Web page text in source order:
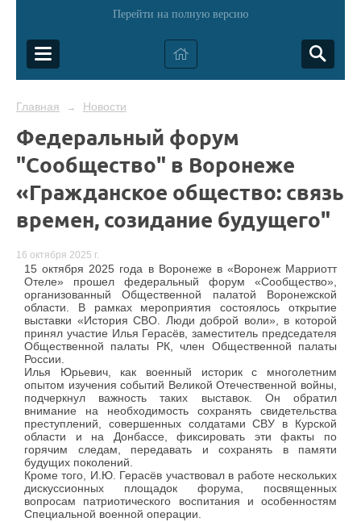
Перейти на полную версию
Главная → Новости
Федеральный форум
"Сообщество" в Воронеже
«Гражданское общество: связь
времен, созидание будущего"
16 октября 2025 г.
15 октября 2025 года в Воронеже в «Воронеж Марриотт
Отеле» прошел федеральный форум «Сообщество»,
организованный Общественной палатой Воронежской
области. В рамках мероприятия состоялось открытие
выставки «История СВО. Люди доброй воли», в которой
принял участие Илья Герасёв, заместитель председателя
Общественной палаты РК, член Общественной палаты
России.
Илья Юрьевич, как военный историк с многолетним
опытом изучения событий Великой Отечественной войны,
подчеркнул важность таких выставок. Он обратил
внимание на необходимость сохранять свидетельства
преступлений, совершенных солдатами СВУ в Курской
области и на Донбассе, фиксировать эти факты по
горячим следам, передавать и сохранять в памяти
будущих поколений.
Кроме того, И.Ю. Герасёв участвовал в работе нескольких
дискуссионных площадок форума, посвященных
вопросам патриотического воспитания и особенностям
Специальной военной операции.